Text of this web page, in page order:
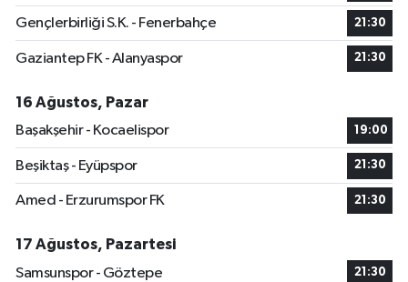
Gençlerbirliği S.K. - Fenerbahçe 21:30
Gaziantep FK - Alanyaspor 21:30
16 Ağustos, Pazar
Başakşehir - Kocaelispor
19:00
Beşiktaş - Eyüpspor 21:30
Amed - Erzurumspor FK 21:30
17 Ağustos, Pazartesi
Samsunspor - Göztepe
21:30